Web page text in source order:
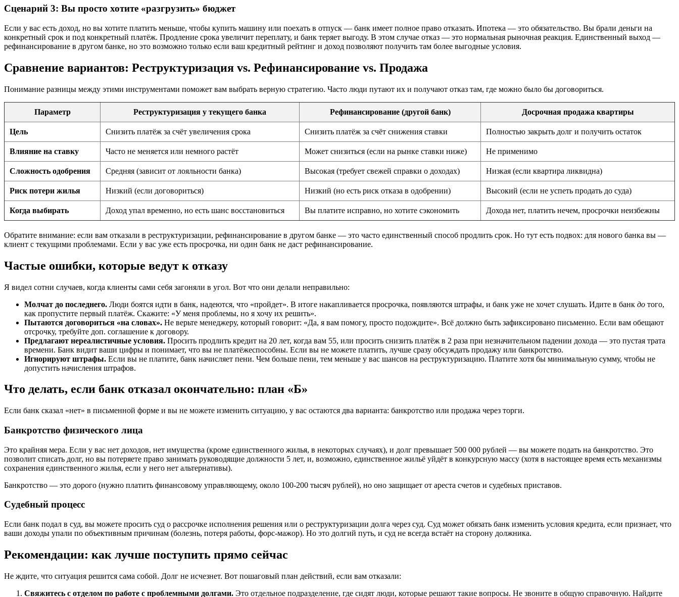
Сценарий 3: Вы просто хотите «разгрузить» бюджет
Если у вас есть доход, но вы хотите платить меньше, чтобы купить машину или поехать в отпуск — банк имеет полное право отказать. Ипотека — это обязательство. Вы брали деньги на
конкретный срок и под конкретный платёж. Продление срока увеличит переплату, и банк теряет выгоду. В этом случае отказ — это нормальная рыночная реакция. Единственный выход —
рефинансирование в другом банке, но это возможно только если ваш кредитный рейтинг и доход позволяют получить там более выгодные условия.
Сравнение вариантов: Реструктуризация vs. Рефинансирование vs. Продажа
Понимание разницы между этими инструментами поможет вам выбрать верную стратегию. Часто люди путают их и получают отказ там, где можно было бы договориться.
Параметр Реструктуризация у текущего банка Рефинансирование (другой банк) Досрочная продажа квартиры
Цель Снизить платёж за счёт увеличения срока Снизить платёж за счёт снижения ставки Полностью закрыть долг и получить остаток
Влияние на ставку Часто не меняется или немного растёт Может снизиться (если на рынке ставки ниже) Не применимо
Сложность одобрения Средняя (зависит от лояльности банка) Высокая (требует свежей справки о доходах) Низкая (если квартира ликвидна)
Риск потери жилья Низкий (если договориться) Низкий (но есть риск отказа в одобрении) Высокий (если не успеть продать до суда)
Когда выбирать Доход упал временно, но есть шанс восстановиться Вы платите исправно, но хотите сэкономить Дохода нет, платить нечем, просрочки неизбежны
Обратите внимание: если вам отказали в реструктуризации, рефинансирование в другом банке — это часто единственный способ продлить срок. Но тут есть подвох: для нового банка вы —
клиент с текущими проблемами. Если у вас уже есть просрочка, ни один банк не даст рефинансирование.
Частые ошибки, которые ведут к отказу
Я видел сотни случаев, когда клиенты сами себя загоняли в угол. Вот что они делали неправильно:
Молчат до последнего. Люди боятся идти в банк, надеются, что «пройдет». В итоге накапливается просрочка, появляются штрафы, и банк уже не хочет слушать. Идите в банк до того,
как пропустите первый платёж. Скажите: «У меня проблемы, но я хочу их решить».
Пытаются договориться «на словах». Не верьте менеджеру, который говорит: «Да, я вам помогу, просто подождите». Всё должно быть зафиксировано письменно. Если вам обещают
отсрочку, требуйте доп. соглашение к договору.
Предлагают нереалистичные условия. Просить продлить кредит на 20 лет, когда вам 55, или просить снизить платёж в 2 раза при незначительном падении дохода — это пустая трата
времени. Банк видит ваши цифры и понимает, что вы не платёжеспособны. Если вы не можете платить, лучше сразу обсуждать продажу или банкротство.
Игнорируют штрафы. Если вы не платите, банк начисляет пени. Чем больше пени, тем меньше у вас шансов на реструктуризацию. Платите хотя бы минимальную сумму, чтобы не
допустить начисления штрафов.
Что делать, если банк отказал окончательно: план «Б»
Если банк сказал «нет» в письменной форме и вы не можете изменить ситуацию, у вас остаются два варианта: банкротство или продажа через торги.
Банкротство физического лица
Это крайняя мера. Если у вас нет доходов, нет имущества (кроме единственного жилья, в некоторых случаях), и долг превышает 500 000 рублей — вы можете подать на банкротство. Это
позволит списать долг, но вы потеряете право занимать руководящие должности 5 лет, и, возможно, единственное жильё уйдёт в конкурсную массу (хотя в настоящее время есть механизмы
сохранения единственного жилья, если у него нет альтернативы).
Банкротство — это дорого (нужно платить финансовому управляющему, около 100-200 тысяч рублей), но оно защищает от ареста счетов и судебных приставов.
Судебный процесс
Если банк подал в суд, вы можете просить суд о рассрочке исполнения решения или о реструктуризации долга через суд. Суд может обязать банк изменить условия кредита, если признает, что
ваши доходы упали по объективным причинам (болезнь, потеря работы, форс-мажор). Но это долгий путь, и суд не всегда встаёт на сторону должника.
Рекомендации: как лучше поступить прямо сейчас
Не ждите, что ситуация решится сама собой. Долг не исчезнет. Вот пошаговый план действий, если вам отказали:
Свяжитесь с отделом по работе с проблемными долгами. Это отдельное подразделение, где сидят люди, которые решают такие вопросы. Не звоните в общую справочную. Найдите